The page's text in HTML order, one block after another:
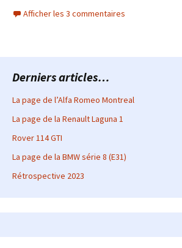
Afficher les 3 commentaires
Derniers articles…
La page de l’Alfa Romeo Montreal
La page de la Renault Laguna 1
Rover 114 GTI
La page de la BMW série 8 (E31)
Rétrospective 2023